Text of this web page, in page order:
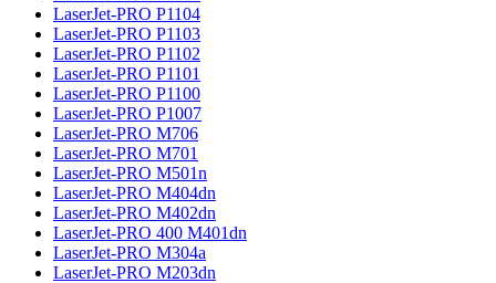
LaserJet-PRO P1104
LaserJet-PRO P1103
LaserJet-PRO P1102
LaserJet-PRO P1101
LaserJet-PRO P1100
LaserJet-PRO P1007
LaserJet-PRO M706
LaserJet-PRO M701
LaserJet-PRO M501n
LaserJet-PRO M404dn
LaserJet-PRO M402dn
LaserJet-PRO 400 M401dn
LaserJet-PRO M304a
LaserJet-PRO M203dn